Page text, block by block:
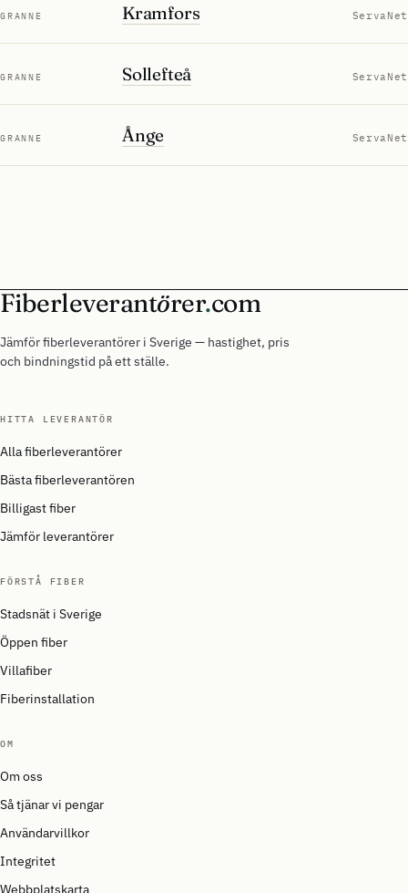
GRANNE Kramfors ServaNet
GRANNE Sollefteå ServaNet
GRANNE Ånge ServaNet
Fiberleverantörer.com
Jämför fiberleverantörer i Sverige — hastighet, pris
och bindningstid på ett ställe.
HITTA LEVERANTÖR
Alla fiberleverantörer
Bästa fiberleverantören
Billigast fiber
Jämför leverantörer
FÖRSTÅ FIBER
Stadsnät i Sverige
Öppen fiber
Villafiber
Fiberinstallation
OM
Om oss
Så tjänar vi pengar
Användarvillkor
Integritet
Webbplatskarta